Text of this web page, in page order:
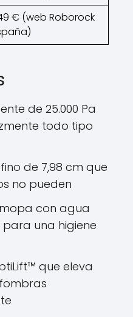
€ (web Roborock
de 25.000 Pa
todo tipo
de 7,98 cm que
no pueden
con agua
para una higiene
que eleva